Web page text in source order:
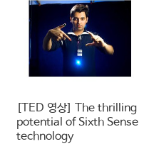
[TED 영상] The thrilling
potential of Sixth Sense
technology